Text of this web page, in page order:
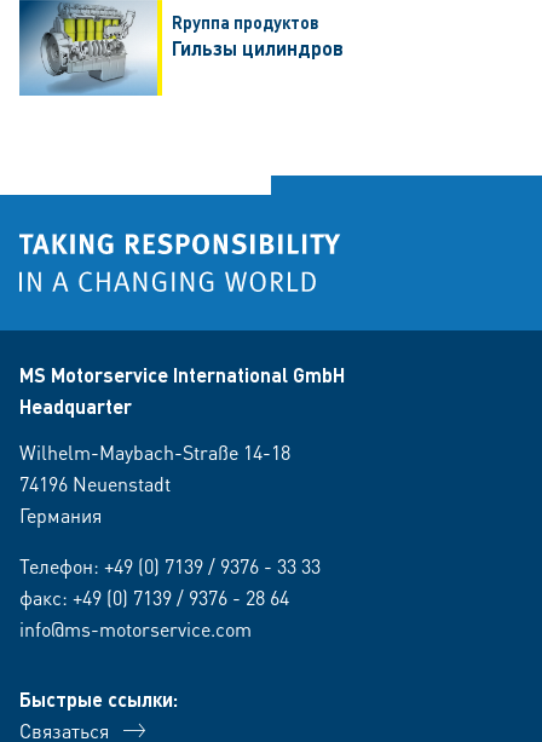
Rруппа продуктов
Гильзы цилиндров
MS Motorservice International GmbH
Headquarter
Wilhelm-Maybach-Straße 14-18
74196 Neuenstadt
Германия
Телефон: +49 (0) 7139 / 9376 - 33 33
факс: +49 (0) 7139 / 9376 - 28 64
info@ms-motorservice.com
Быстрые ссылки:
Связаться